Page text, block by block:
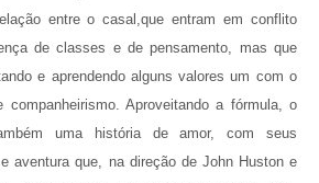
entre o casal,queentram em conflito
de classes e de pensamento, mas que
e aprendendo alguns valores um com o
companheirismo. Aproveitando a fórmula, o
uma história de amor, com seus
aventura que, na direção de John Huston e